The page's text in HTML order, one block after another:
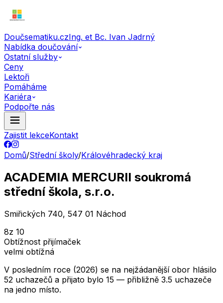
Doučsematiku.czIng. et Bc. Ivan Jadrný
Nabídka doučování
Ostatní služby
Ceny
Lektoři
Pomáháme
Kariéra
Podpořte nás
Zajistit lekceKontakt
Domů/Střední školy/Královéhradecký kraj
ACADEMIA MERCURII soukromá
střední škola, s.r.o.
Smiřických 740, 547 01 Náchod
8z 10
Obtížnost přijímaček
velmi obtížná
V posledním roce (2026) se na nejžádanější obor hlásilo
52 uchazečů a přijato bylo 15 — přibližně 3.5 uchazeče
na jedno místo.